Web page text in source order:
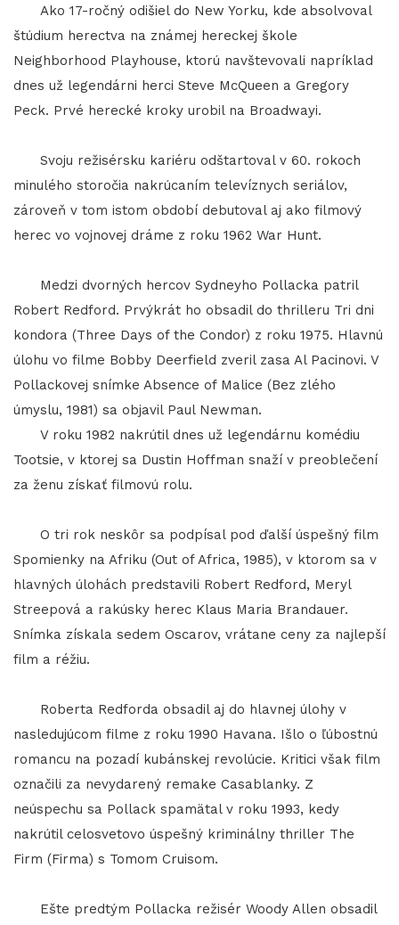
Ako 17-ročný odišiel do New Yorku, kde absolvoval
štúdium herectva na známej hereckej škole
Neighborhood Playhouse, ktorú navštevovali napríklad
dnes už legendárni herci Steve McQueen a Gregory
Peck. Prvé herecké kroky urobil na Broadwayi.
Svoju režisérsku kariéru odštartoval v 60. rokoch
minulého storočia nakrúcaním televíznych seriálov,
zároveň v tom istom období debutoval aj ako filmový
herec vo vojnovej dráme z roku 1962 War Hunt.
Medzi dvorných hercov Sydneyho Pollacka patril
Robert Redford. Prvýkrát ho obsadil do thrilleru Tri dni
kondora (Three Days of the Condor) z roku 1975. Hlavnú
úlohu vo filme Bobby Deerfield zveril zasa Al Pacinovi. V
Pollackovej snímke Absence of Malice (Bez zlého
úmyslu, 1981) sa objavil Paul Newman.
V roku 1982 nakrútil dnes už legendárnu komédiu
Tootsie, v ktorej sa Dustin Hoffman snaží v preoblečení
za ženu získať filmovú rolu.
O tri rok neskôr sa podpísal pod ďalší úspešný film
Spomienky na Afriku (Out of Africa, 1985), v ktorom sa v
hlavných úlohách predstavili Robert Redford, Meryl
Streepová a rakúsky herec Klaus Maria Brandauer.
Snímka získala sedem Oscarov, vrátane ceny za najlepší
film a réžiu.
Roberta Redforda obsadil aj do hlavnej úlohy v
nasledujúcom filme z roku 1990 Havana. Išlo o ľúbostnú
romancu na pozadí kubánskej revolúcie. Kritici však film
označili za nevydarený remake Casablanky. Z
neúspechu sa Pollack spamätal v roku 1993, kedy
nakrútil celosvetovo úspešný kriminálny thriller The
Firm (Firma) s Tomom Cruisom.
Ešte predtým Pollacka režisér Woody Allen obsadil